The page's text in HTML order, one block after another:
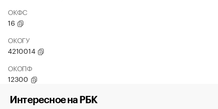
ОКФС
16
ОКОГУ
4210014
ОКОПФ
12300
Интересное на РБК